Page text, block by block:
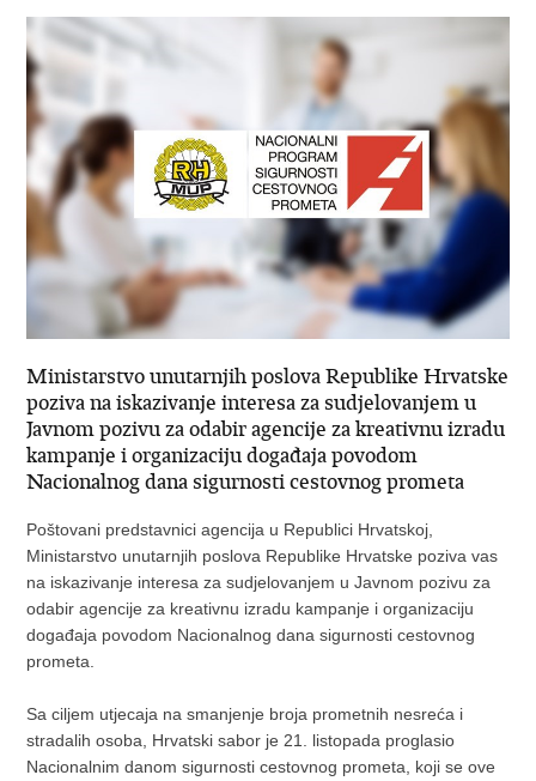
Ministarstvo unutarnjih poslova Republike Hrvatske
poziva na iskazivanje interesa za sudjelovanjem u
Javnom pozivu za odabir agencije za kreativnu izradu
kampanje i organizaciju događaja povodom
Nacionalnog dana sigurnosti cestovnog prometa
Poštovani predstavnici agencija u Republici Hrvatskoj,
Ministarstvo unutarnjih poslova Republike Hrvatske poziva vas
na iskazivanje interesa za sudjelovanjem u Javnom pozivu za
odabir agencije za kreativnu izradu kampanje i organizaciju
događaja povodom Nacionalnog dana sigurnosti cestovnog
prometa.
Sa ciljem utjecaja na smanjenje broja prometnih nesreća i
stradalih osoba, Hrvatski sabor je 21. listopada proglasio
Nacionalnim danom sigurnosti cestovnog prometa, koji se ove